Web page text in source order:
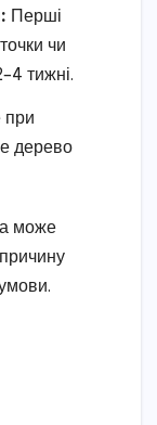
Перші
чи
тижні.
при
дерево
може